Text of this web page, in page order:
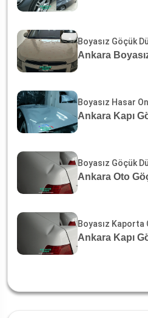
Boyasız Göçük
Ankara
Boyasız Hasar
Ankara Kapı
Boyasız Göçük
Ankara Oto
Boyasız Kaporta
Ankara Kapı